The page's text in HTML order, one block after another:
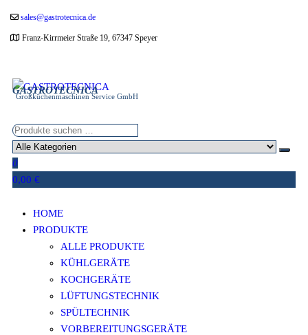
Zumsales@gastrotecnica.de
Franz-Kirrmeier Straße 19, 67347 Speyer
GASTROTECNICA
Großküchenmaschinen Service GmbH
0
0,00 €
HOME
PRODUKTE
ALLE PRODUKTE
KÜHLGERÄTE
KOCHGERÄTE
LÜFTUNGSTECHNIK
SPÜLTECHNIK
VORBEREITUNGSGERÄTE